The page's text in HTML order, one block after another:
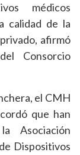
médicos
calidad de la
afirmó
Consorcio
el CMH
que han
Asociación
Dispositivos